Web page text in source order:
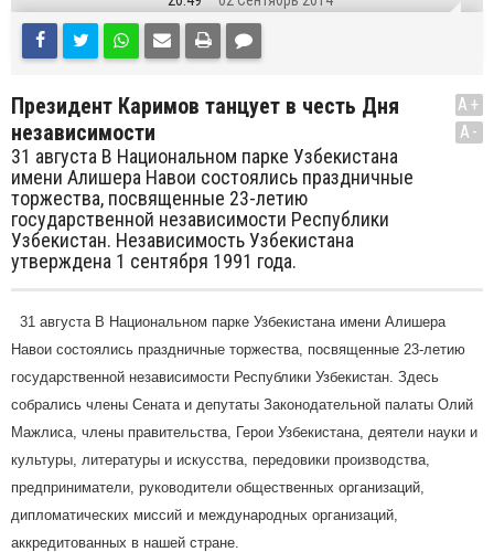
Президент Каримов танцует в честь Дня
независимости
31 августа В Национальном парке Узбекистана
имени Алишера Навои состоялись праздничные
торжества, посвященные 23-летию
государственной независимости Республики
Узбекистан. Независимость Узбекистана
утверждена 1 сентября 1991 года.
A+
A-
31 августа В Национальном парке Узбекистана имени Алишера
Навои состоялись праздничные торжества, посвященные 23-летию
государственной независимости Республики Узбекистан. Здесь
собрались члены Сената и депутаты Законодательной палаты Олий
Мажлиса, члены правительства, Герои Узбекистана, деятели науки и
культуры, литературы и искусства, передовики производства,
предприниматели, руководители общественных организаций,
дипломатических миссий и международных организаций,
аккредитованных в нашей стране.